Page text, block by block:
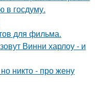
в госдуму.
для фильма.
Винни харлоу - и
никто - про жену